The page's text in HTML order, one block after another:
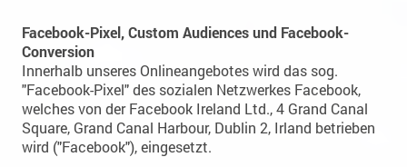
Facebook-Pixel, Custom Audiences und Facebook-
Conversion
Innerhalb unseres Onlineangebotes wird das sog.
"Facebook-Pixel" des sozialen Netzwerkes Facebook,
welches von der Facebook Ireland Ltd., 4 Grand Canal
Square, Grand Canal Harbour, Dublin 2, Irland betrieben
wird ("Facebook"), eingesetzt.